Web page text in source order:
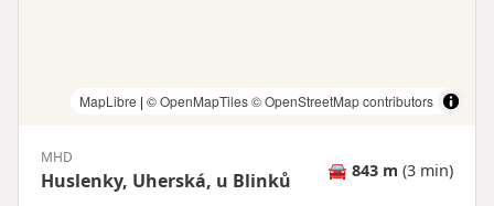
MapLibre | © OpenMapTiles© OpenStreetMap contributors
MHD
Huslenky, Uherská, u Blinků 🚘 843 m (3 min)